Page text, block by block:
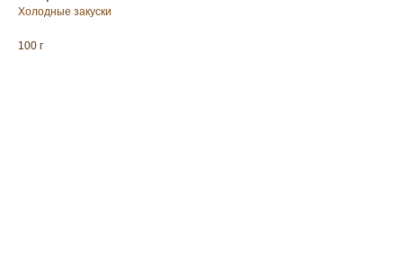
Холодные закуски
100 г